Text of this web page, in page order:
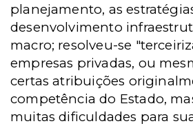
planejamento, as
desenvolvimento
macro; resolveu-se
empresas privadas, ou
certas atribuições
competência do Estado,
muitas dificuldades para